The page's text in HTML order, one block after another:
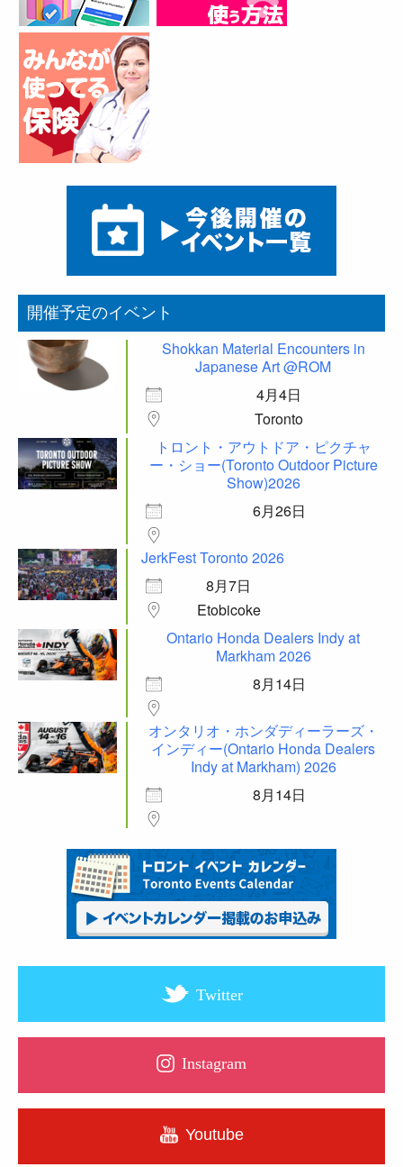
開催予定のイベント
Shokkan Material Encounters in
Japanese Art @ROM
4月4日
Toronto
トロント・アウトドア・ピクチャ
ー・ショー(Toronto Outdoor Picture
Show)2026
6月26日
JerkFest Toronto 2026
8月7日
Etobicoke
Ontario Honda Dealers Indy at
Markham 2026
8月14日
オンタリオ・ホンダディーラーズ・
インディー(Ontario Honda Dealers
Indy at Markham) 2026
8月14日
Twitter
Instagram
Youtube